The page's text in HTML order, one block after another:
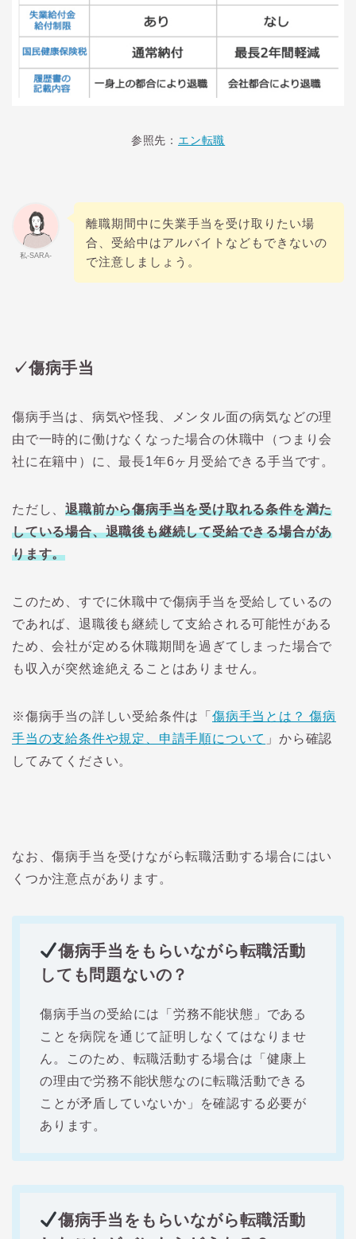
参照先： エン転職
私-SARA-
離職期間中に失業手当を受け取りたい場
合、受給中はアルバイトなどもできないの
で注意しましょう。
✓傷病手当
傷病手当は、病気や怪我、メンタル面の病気などの理
由で一時的に働けなくなった場合の休職中（つまり会
社に在籍中）に、最長1年6ヶ月受給できる手当です。
ただし、退職前から傷病手当を受け取れる条件を満た
している場合、退職後も継続して受給できる場合があ
ります。
このため、すでに休職中で傷病手当を受給しているの
であれば、退職後も継続して支給される可能性がある
ため、会社が定める休職期間を過ぎてしまった場合で
も収入が突然途絶えることはありません。
※傷病手当の詳しい受給条件は「 傷病手当とは？ 傷病
手当の支給条件や規定、申請手順について 」から確認
してみてください。
なお、傷病手当を受けながら転職活動する場合にはい
くつか注意点があります。
傷病手当をもらいながら転職活動
しても問題ないの？
傷病手当の受給には「労務不能状態」である
ことを病院を通じて証明しなくてはなりませ
ん。このため、転職活動する場合は「健康上
の理由で労務不能状態なのに転職活動できる
ことが矛盾していないか」を確認する必要が
あります。
傷病手当をもらいながら転職活動